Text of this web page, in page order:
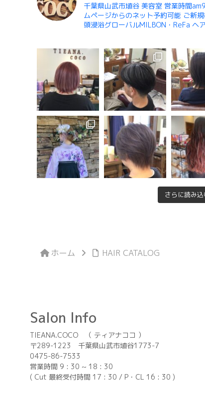
千葉県山武市埴谷 美容室 営業時間
ムページからのネット予約可能 ご新
頭浸浴グローバルMILBON・ReFa ヘ
さらに読み
ホーム HAIR CATALOG
Salon Info
TIEANA.COCO （ ティアナココ ）
〒289-1223 千葉県山武市埴谷1773-7
0475-86-7533
営業時間 9 : 30 ~ 18 : 30
( Cut 最終受付時間 17 : 30 / P・CL 16 : 30 )